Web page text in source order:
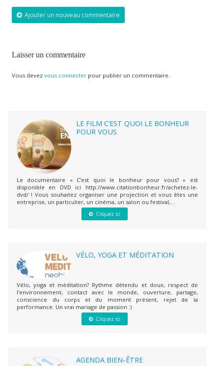
Ajouter un nouveau commentaire
Laisser un commentaire
Vous devez vous connecterpour publier un commentaire.
LE FILM C’EST QUOI LE BONHEUR
POUR VOUS
Le documentaire « C’est quoi le bonheur pour vous? » est
disponible en DVD ici http://www.citationbonheur.fr/achetez-le-
dvd/ ! Vous souhaitez organiser une projection et vous êtes une
entreprise, un particulier, un cinéma, un salon ou festival,...
Cliquez ici
VÉLO, YOGA ET MÉDITATION
Vélo, yoga et méditation? Rythme détendu et doux, respect de
l’environnement, contact avec le monde, ouverture, partage,
conscience du corps et du moment présent, rejet de la
performance. Un vrai mariage de passion :)
Cliquez ici
AGENDA BIEN-ÊTRE